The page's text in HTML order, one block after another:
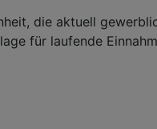
die aktuell
für laufende